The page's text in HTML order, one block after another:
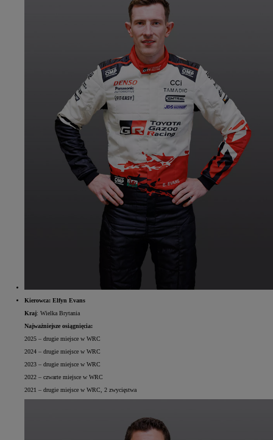
Kierowca: Elfyn Evans
Kraj: Wielka Brytania
Najważniejsze osiągnięcia:
2025 – drugie miejsce w WRC
2024 – drugie miejsce w WRC
2023 – drugie miejsce w WRC
2022 – czwarte miejsce w WRC
2021 – drugie miejsce w WRC, 2 zwycięstwa